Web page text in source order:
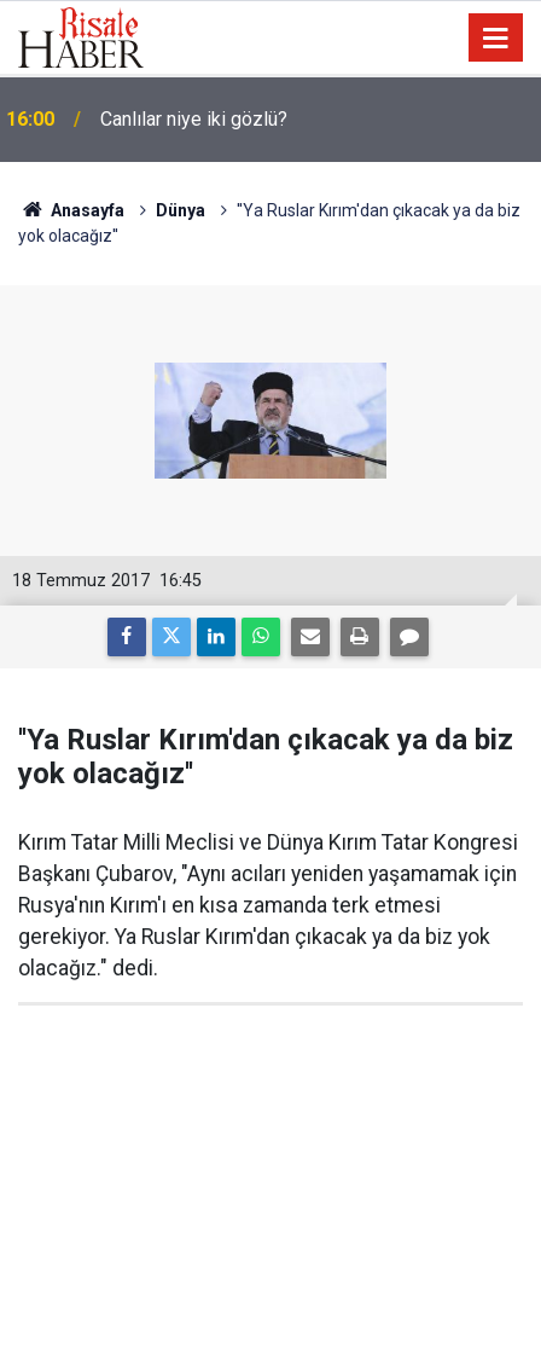
16:00 Canlılar niye iki gözlü?
Anasayfa Dünya
''Ya Ruslar Kırım'dan çıkacak ya da biz
yok olacağız''
16:45
18 Temmuz 2017
''Ya Ruslar Kırım'dan çıkacak ya da biz
yok olacağız''
Kırım Tatar Milli Meclisi ve Dünya Kırım Tatar Kongresi
Başkanı Çubarov, "Aynı acıları yeniden yaşamamak için
Rusya'nın Kırım'ı en kısa zamanda terk etmesi
gerekiyor. Ya Ruslar Kırım'dan çıkacak ya da biz yok
olacağız." dedi.